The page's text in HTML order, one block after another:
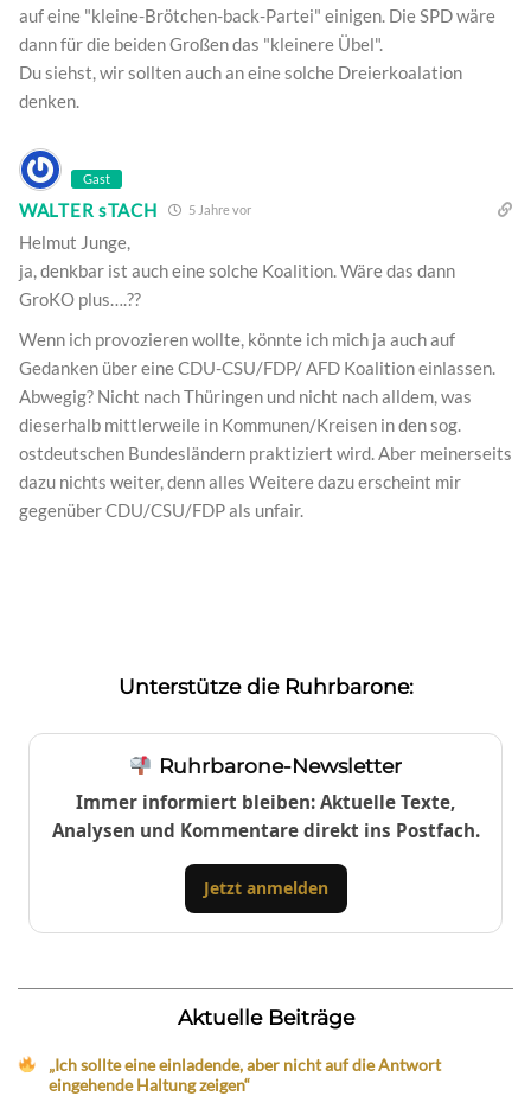
auf eine "kleine-Brötchen-back-Partei" einigen. Die SPD wäre
dann für die beiden Großen das "kleinere Übel".
Du siehst, wir sollten auch an eine solche Dreierkoalation
denken.
Gast
WALTER sTACH 5 Jahre vor
Helmut Junge,
ja, denkbar ist auch eine solche Koalition. Wäre das dann
GroKO plus….??
Wenn ich provozieren wollte, könnte ich mich ja auch auf
Gedanken über eine CDU-CSU/FDP/ AFD Koalition einlassen.
Abwegig? Nicht nach Thüringen und nicht nach alldem, was
dieserhalb mittlerweile in Kommunen/Kreisen in den sog.
ostdeutschen Bundesländern praktiziert wird. Aber meinerseits
dazu nichts weiter, denn alles Weitere dazu erscheint mir
gegenüber CDU/CSU/FDP als unfair.
Unterstütze die Ruhrbarone:
Ruhrbarone-Newsletter
Immer informiert bleiben: Aktuelle Texte,
Analysen und Kommentare direkt ins Postfach.
Jetzt anmelden
Aktuelle Beiträge
„Ich sollte eine einladende, aber nicht auf die Antwort
eingehende Haltung zeigen“